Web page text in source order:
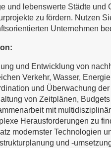
und lebenswerte Städte und
zu fördern. Nutzen
Unternehmen
und Entwicklung von
Verkehr, Wasser,
und Überwachung
von Zeitplänen,
mit
Herausforderungen zu
modernster Technologien
und -